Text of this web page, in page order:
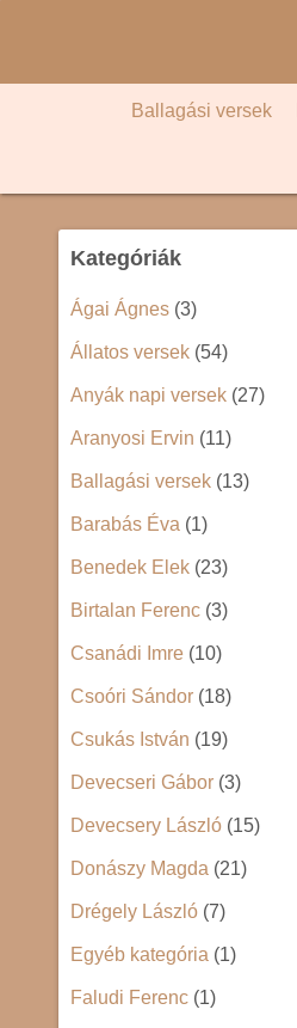
c
Ballagási versek
Kategóriák
Ágai Ágnes (3)
Állatos versek (54)
Anyák napi versek (27)
Aranyosi Ervin (11)
Ballagási versek (13)
Barabás Éva (1)
Benedek Elek (23)
Birtalan Ferenc (3)
Csanádi Imre (10)
Csoóri Sándor (18)
Csukás István (19)
Devecseri Gábor (3)
Devecsery László (15)
Donászy Magda (21)
Drégely László (7)
Egyéb kategória (1)
Faludi Ferenc (1)